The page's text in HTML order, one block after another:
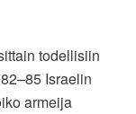
todellisiin
Israelin
armeija